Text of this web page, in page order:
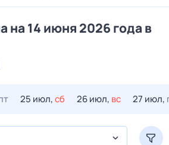
на 14 июня 2026 года в
25 июл,сб 26 июл, вс 27 июл,